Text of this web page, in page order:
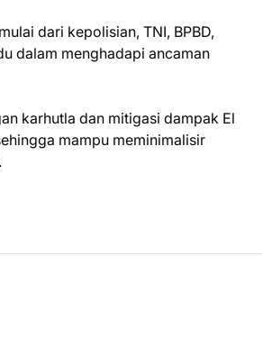
dari kepolisian, TNI, BPBD,
dalam menghadapi ancaman
karhutla dan mitigasi dampak El
mampu meminimalisir